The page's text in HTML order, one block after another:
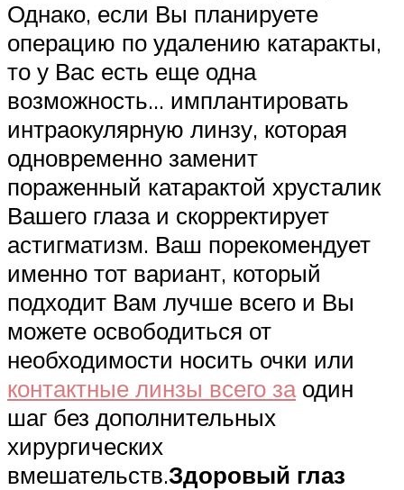
Однако, если Вы планируете
операцию по удалению катаракты,
то у Вас есть еще одна
возможность… имплантировать
интраокулярную линзу, которая
одновременно заменит
пораженный катарактой хрусталик
Вашего глаза и скорректирует
астигматизм. Ваш порекомендует
именно тот вариант, который
подходит Вам лучше всего и Вы
можете освободиться от
необходимости носить очки или
контактные линзы всего заодин
шаг без дополнительных
хирургических
вмешательств.Здоровый глаз